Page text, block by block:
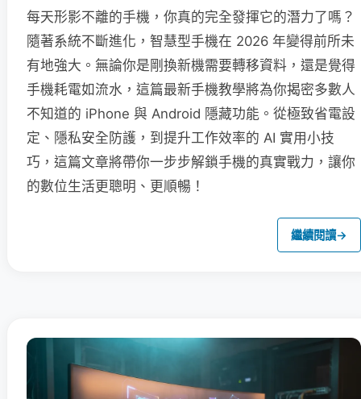
每天形影不離的手機，你真的完全發揮它的潛力了嗎？
隨著系統不斷進化，智慧型手機在 2026 年變得前所未
有地強大。無論你是剛換新機需要轉移資料，還是覺得
手機耗電如流水，這篇最新手機教學將為你揭密多數人
不知道的 iPhone 與 Android 隱藏功能。從極致省電設
定、隱私安全防護，到提升工作效率的 AI 實用小技
巧，這篇文章將帶你一步步解鎖手機的真實戰力，讓你
的數位生活更聰明、更順暢！
繼續閱讀→